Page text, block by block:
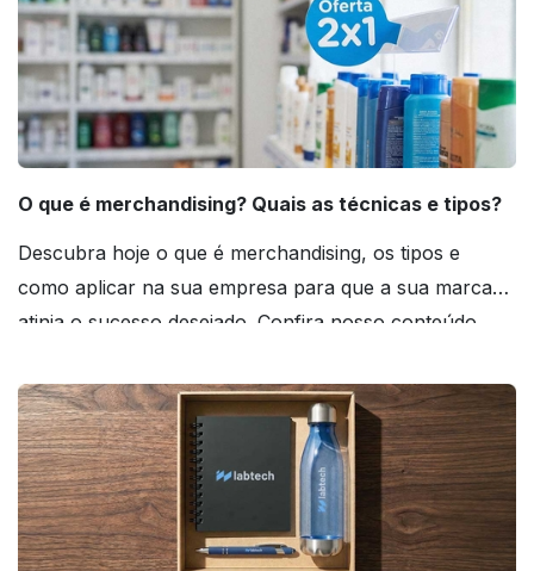
O que é merchandising? Quais as técnicas e tipos?
Descubra hoje o que é merchandising, os tipos e
como aplicar na sua empresa para que a sua marca
atinja o sucesso desejado. Confira nosso conteúdo